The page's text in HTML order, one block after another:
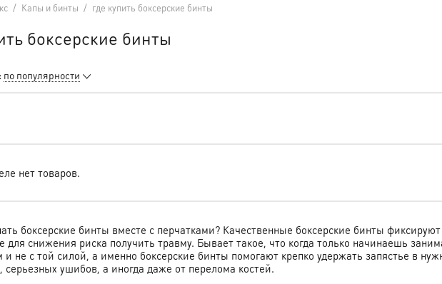
/ Капы и бинты / где купить боксерские бинты
боксерские бинты
по популярности
нет товаров.
боксерские бинты вместе с перчатками? Качественные боксерские бинты
для снижения риска получить травму. Бывает такое, что когда только начинаешь
и не с той силой, а именно боксерские бинты помогают крепко удержать запястье в
серьезных ушибов, а иногда даже от перелома костей.